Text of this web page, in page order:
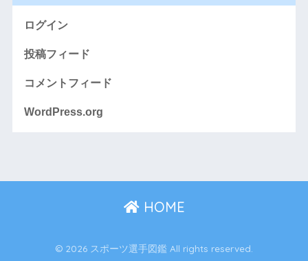
ログイン
投稿フィード
コメントフィード
WordPress.org
HOME
© 2026 スポーツ選手図鑑 All rights reserved.